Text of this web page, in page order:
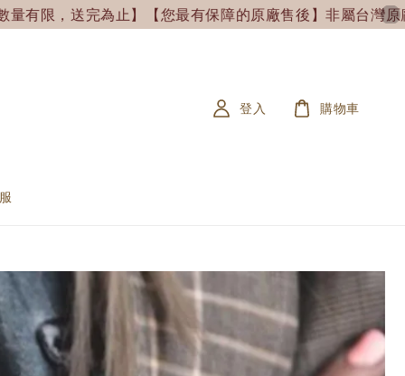
送完為止】【您最有保障的原廠售後】非屬台灣原廠售
登入 購物車